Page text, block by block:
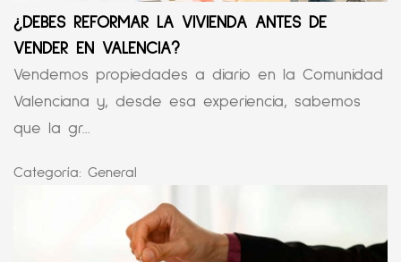
¿DEBES REFORMAR LA VIVIENDA ANTES DE
VENDER EN VALENCIA?
Vendemos propiedades a diario en la Comunidad
Valenciana y, desde esa experiencia, sabemos
que la gr...
Categoría: General